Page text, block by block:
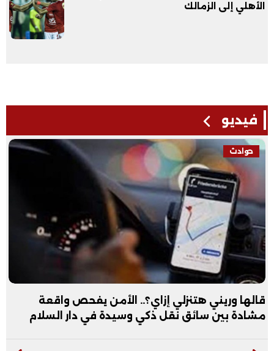
الأهلي إلى الزمالك
فيديو
فيديو
عبد الله الأول علمي علوم: نفسي أكون طبيب عظام|
فيديو